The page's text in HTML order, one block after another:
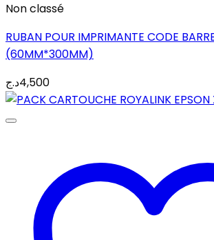
Non classé
RUBAN POUR IMPRIMANTE CODE
(60MM*300MM)
4,500د.ج